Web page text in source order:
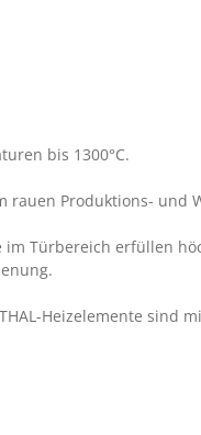
bis 1300°C.
rauen Produktions- und
Türbereich erfüllen
Heizelemente sind